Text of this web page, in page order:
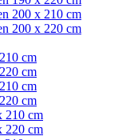
200 x 210 cm
200 x 220 cm
cm
cm
cm
cm
210 cm
220 cm